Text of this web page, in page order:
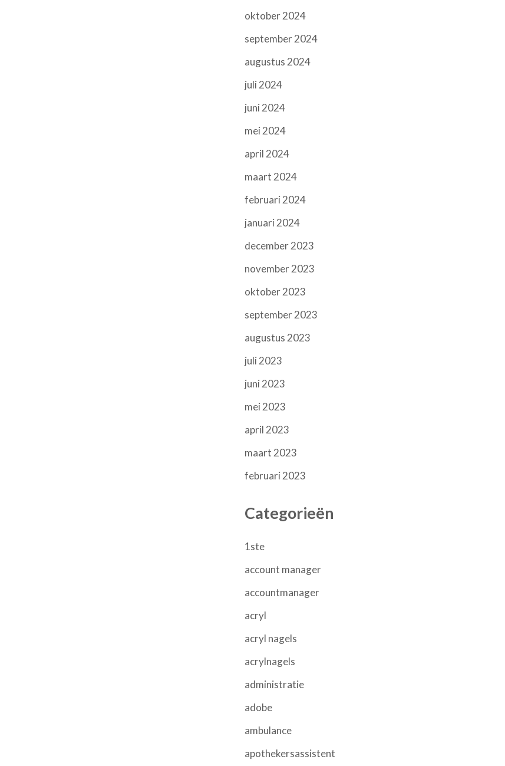
oktober 2024
september 2024
augustus 2024
juli 2024
juni 2024
mei 2024
april 2024
maart 2024
februari 2024
januari 2024
december 2023
november 2023
oktober 2023
september 2023
augustus 2023
juli 2023
juni 2023
mei 2023
april 2023
maart 2023
februari 2023
Categorieën
1ste
account manager
accountmanager
acryl
acryl nagels
acrylnagels
administratie
adobe
ambulance
apothekersassistent